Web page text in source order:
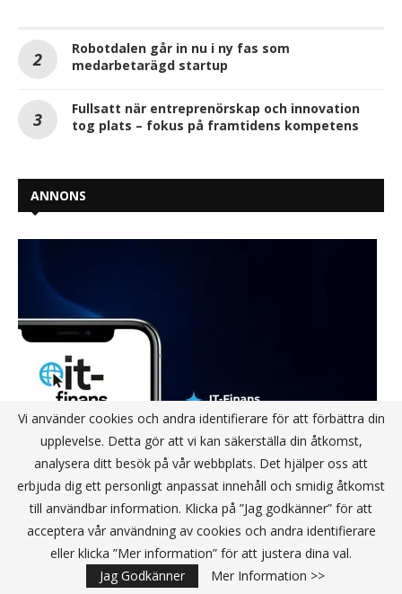
Robotdalen går in nu i ny fas som
medarbetarägd startup
Fullsatt när entreprenörskap och innovation
tog plats – fokus på framtidens kompetens
ANNONS
Vi använder cookies och andra identifierare för att förbättra din
upplevelse. Detta gör att vi kan säkerställa din åtkomst,
analysera ditt besök på vår webbplats. Det hjälper oss att
erbjuda dig ett personligt anpassat innehåll och smidig åtkomst
till användbar information. Klicka på ”Jag godkänner” för att
acceptera vår användning av cookies och andra identifierare
eller klicka ”Mer information” för att justera dina val.
Jag Godkänner
Mer Information >>